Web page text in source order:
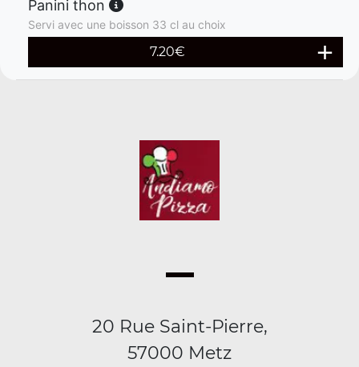
Panini thon
Servi avec une boisson 33 cl au choix
7.20€
20 Rue Saint-Pierre,
57000 Metz